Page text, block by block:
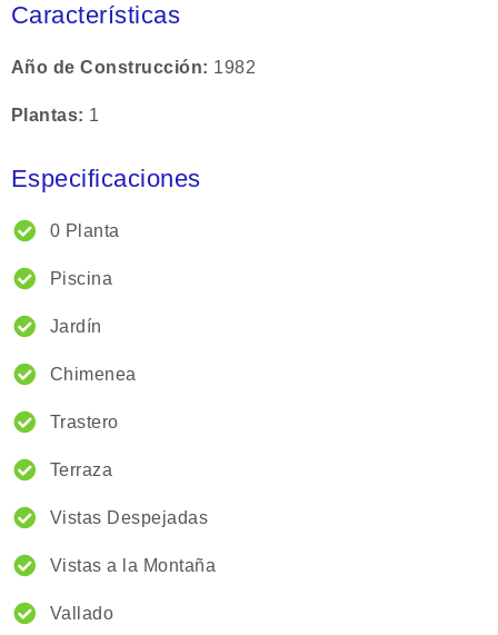
Características
Año de Construcción 1982
Plantas 1
Especificaciones
0 Planta
Piscina
Jardín
Chimenea
Trastero
Terraza
Vistas Despejadas
Vistas a la Montaña
Vallado